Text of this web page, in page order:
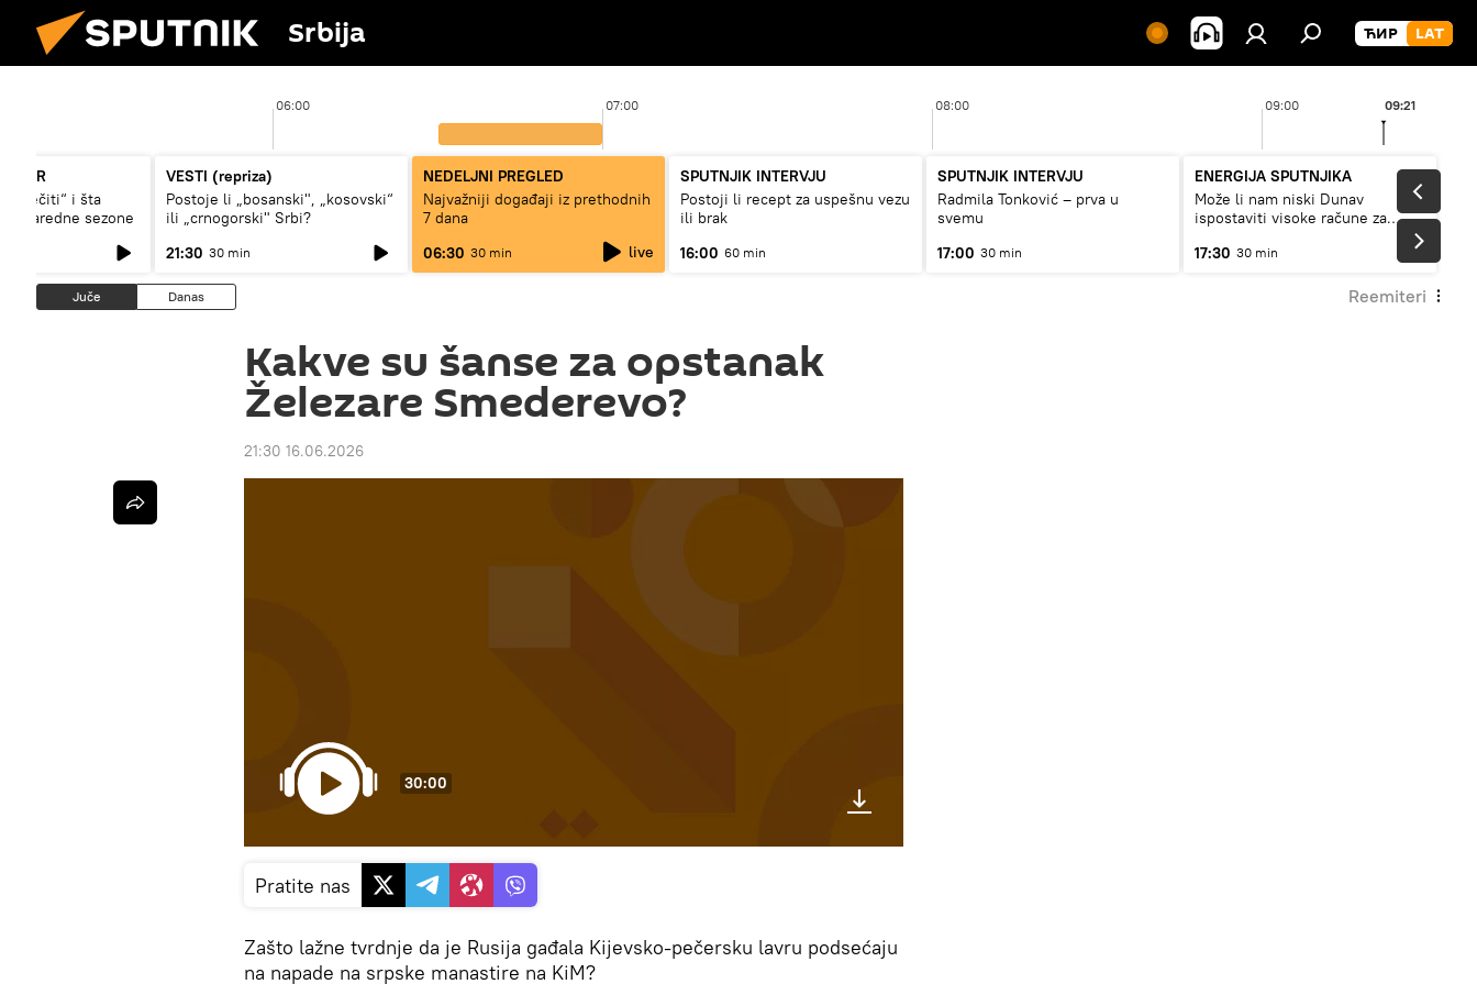
Srbija
06:00 07:00 08:00 09:00 09:21
„večiti“ i šta
naredne sezone
VESTI (repriza)
Postoje li „bosanski", „kosovski“
ili „crnogorski" Srbi?
21:30 30 min
NEDELJNI PREGLED
Najvažniji događaji iz prethodnih
7 dana
06:30 30 min live
SPUTNJIK INTERVJU
Postoji li recept za uspešnu vezu
ili brak
16:00 60 min
SPUTNJIK INTERVJU
Radmila Tonković – prva u
svemu
17:00 30 min
ENERGIJA SPUTNJIKA
Može li nam niski Dunav
ispostaviti visoke račune za
17:30 30 min
Juče Danas Reemiteri
Kakve su šanse za opstanak
Železare Smederevo?
21:30 16.06.2026
30:00
Pratite nas
Zašto lažne tvrdnje da je Rusija gađala Kijevsko-pečersku lavru podsećaju
na napade na srpske manastire na KiM?